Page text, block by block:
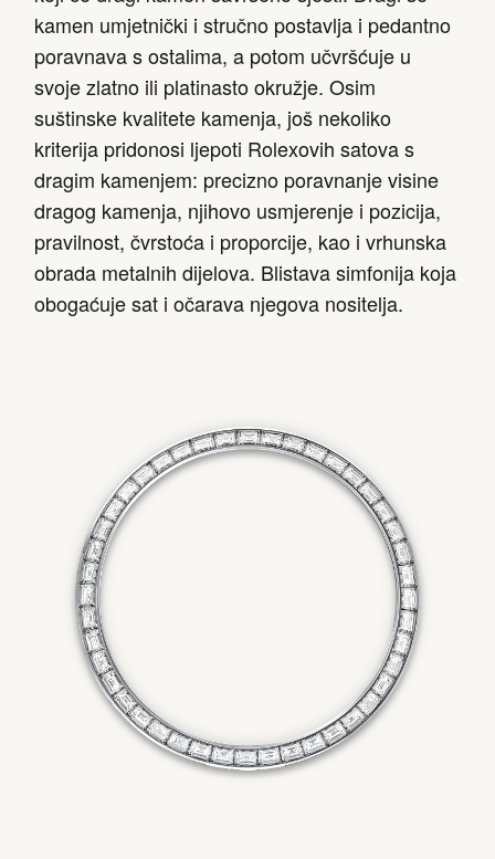
kamen umjetnički i stručno postavlja i pedantno
poravnava s ostalima, a potom učvršćuje u
svoje zlatno ili platinasto okružje. Osim
suštinske kvalitete kamenja, još nekoliko
kriterija pridonosi ljepoti Rolexovih satova s
dragim kamenjem: precizno poravnanje visine
dragog kamenja, njihovo usmjerenje i pozicija,
pravilnost, čvrstoća i proporcije, kao i vrhunska
obrada metalnih dijelova. Blistava simfonija koja
obogaćuje sat i očarava njegova nositelja.